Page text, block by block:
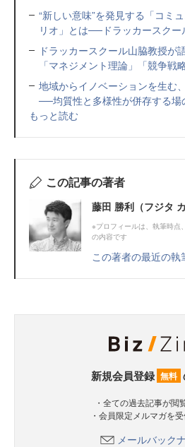
“新しい意味”を発見する「コミ
リオ」とは──ドラッカースクー
ドラッカースクール山脇教授が
「マネジメント理論」「競争戦
地域からイノベーションを生む
──均質性と多様性が併存する場
もっと読む
この記事の著者
藤田 勝利（フジタ
※プロフィールは、執筆時点
の内容です
この著者の最近の執
新規会員登録 無料
・全ての過去記事が閲
・会員限定メルマガを
メールバック